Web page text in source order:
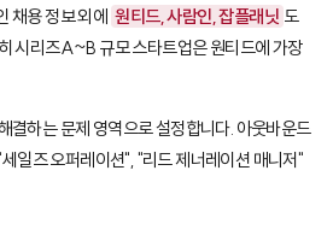
채용 정보 외에 원티드, 사람인, 잡플래닛 도
시리즈A~B 규모 스타트업은 원티드에 가장
결하는 문제 영역으로 설정합니다. 아웃바운드
일즈 오퍼레이션", "리드 제너레이션 매니저"